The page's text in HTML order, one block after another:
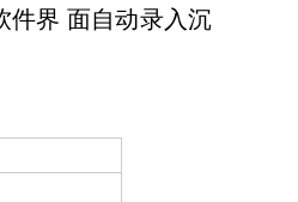
件界 面自动录入沉